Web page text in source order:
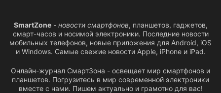
SmartZone- новости смартфонов, планшетов, гаджетов,
смарт-часов и носимой электроники. Последние новости
мобильных телефонов, новые приложения для Android, iOS
и Windows. Самые свежие новости Apple, iPhone и iPad.
Онлайн-журнал СмартЗона - освещает мир смартфонов и
планшетов. Погрузитесь в мир современной электроники
вместе с нами. Пишем актуально и грамотно для вас!